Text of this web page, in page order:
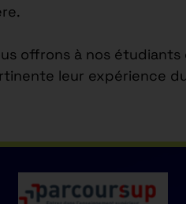
offrons à nos
leur expérience